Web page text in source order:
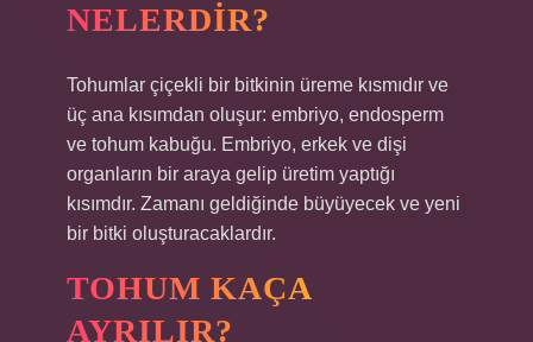
NELERDIR?
Tohumlar çiçekli bir bitkinin üreme kısmıdır ve
üç ana kısımdan oluşur: embriyo, endosperm
ve tohum kabuğu. Embriyo, erkek ve dişi
organların bir araya gelip üretim yaptığı
kısımdır. Zamanı geldiğinde büyüyecek ve yeni
bir bitki oluşturacaklardır.
TOHUM KAÇA
AYRILIR?